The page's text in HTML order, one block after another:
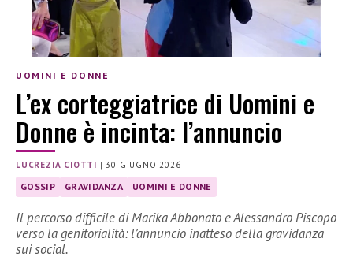
UOMINI E DONNE
L’ex corteggiatrice di Uomini e
Donne è incinta: l’annuncio
LUCREZIA CIOTTI |30 GIUGNO 2026
GOSSIP GRAVIDANZA UOMINI E DONNE
Il percorso difficile di Marika Abbonato e Alessandro Piscopo
verso la genitorialità: l’annuncio inatteso della gravidanza
sui social.